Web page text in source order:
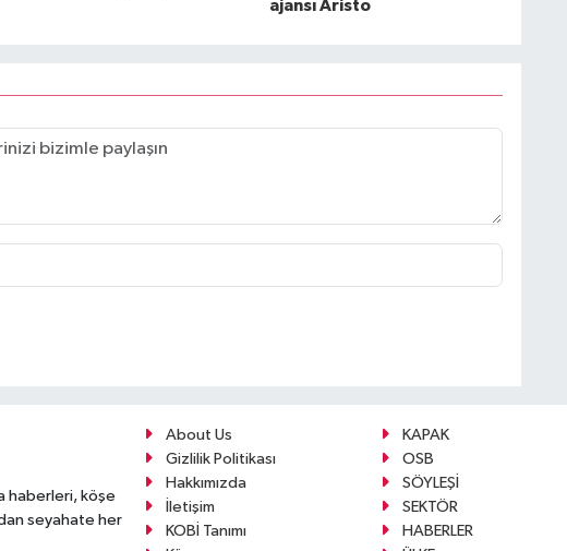
ajansı Aristo
haberleri, köşe
seyahate her
About Us
KAPAK
Gizlilik Politikası
OSB
Hakkımızda
SÖYLEŞİ
İletişim
SEKTÖR
KOBİ Tanımı
HABERLER